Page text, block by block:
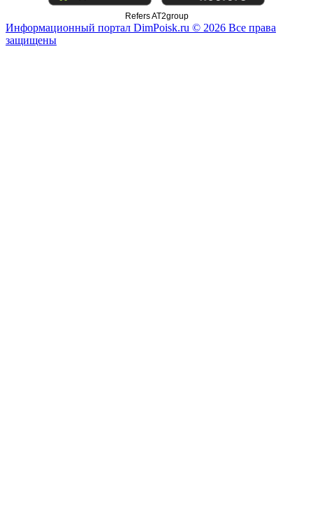
Refers AT2group
Информационный портал DimPoisk.ru © 2026 Все права
защищены